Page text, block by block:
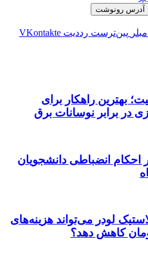
آدرس رونوشت
‫پین‌ترست ‫رددیت ‫VKontakte
بهترین راهکار برای
در برابر نوسانات برق
انضباطی دانشجویان
لودر می‌تواند هزینه‌های
کاهش دهد؟